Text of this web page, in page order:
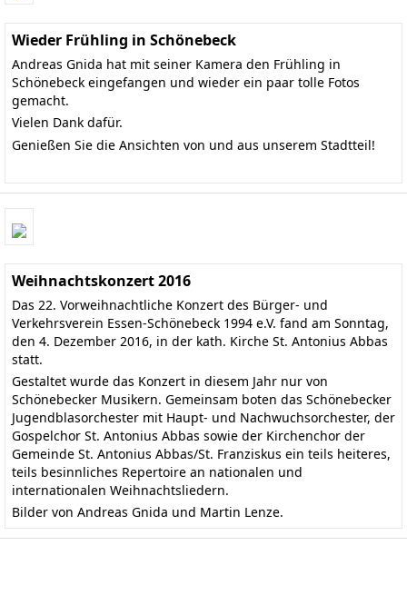
Wieder Frühling in Schönebeck
Andreas Gnida hat mit seiner Kamera den Frühling in
Schönebeck eingefangen und wieder ein paar tolle Fotos
gemacht.
Vielen Dank dafür.
Genießen Sie die Ansichten von und aus unserem Stadtteil!
Weihnachtskonzert 2016
Das 22. Vorweihnachtliche Konzert des Bürger- und
Verkehrsverein Essen-Schönebeck 1994 e.V. fand am Sonntag,
den 4. Dezember 2016, in der kath. Kirche St. Antonius Abbas
statt.
Gestaltet wurde das Konzert in diesem Jahr nur von
Schönebecker Musikern. Gemeinsam boten das Schönebecker
Jugendblasorchester mit Haupt- und Nachwuchsorchester, der
Gospelchor St. Antonius Abbas sowie der Kirchenchor der
Gemeinde St. Antonius Abbas/St. Franziskus ein teils heiteres,
teils besinnliches Repertoire an nationalen und
internationalen Weihnachtsliedern.
Bilder von Andreas Gnida und Martin Lenze.